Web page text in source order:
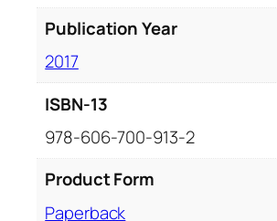
Publication Year
2017
ISBN-13
978-606-700-913-2
Product Form
Paperback